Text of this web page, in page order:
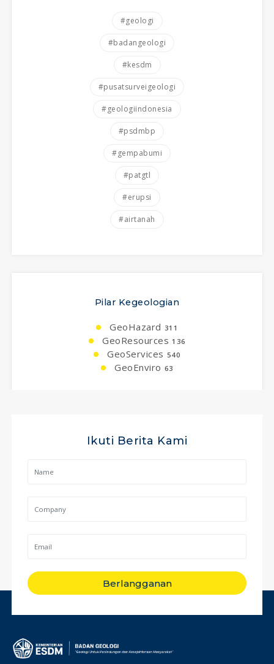
#geologi
#badangeologi
#kesdm
#pusatsurveigeologi
#geologiindonesia
#psdmbp
#gempabumi
#patgtl
#erupsi
#airtanah
Pilar Kegeologian
GeoHazard 311
GeoResources 136
GeoServices 540
GeoEnviro 63
Ikuti Berita Kami
Berlangganan